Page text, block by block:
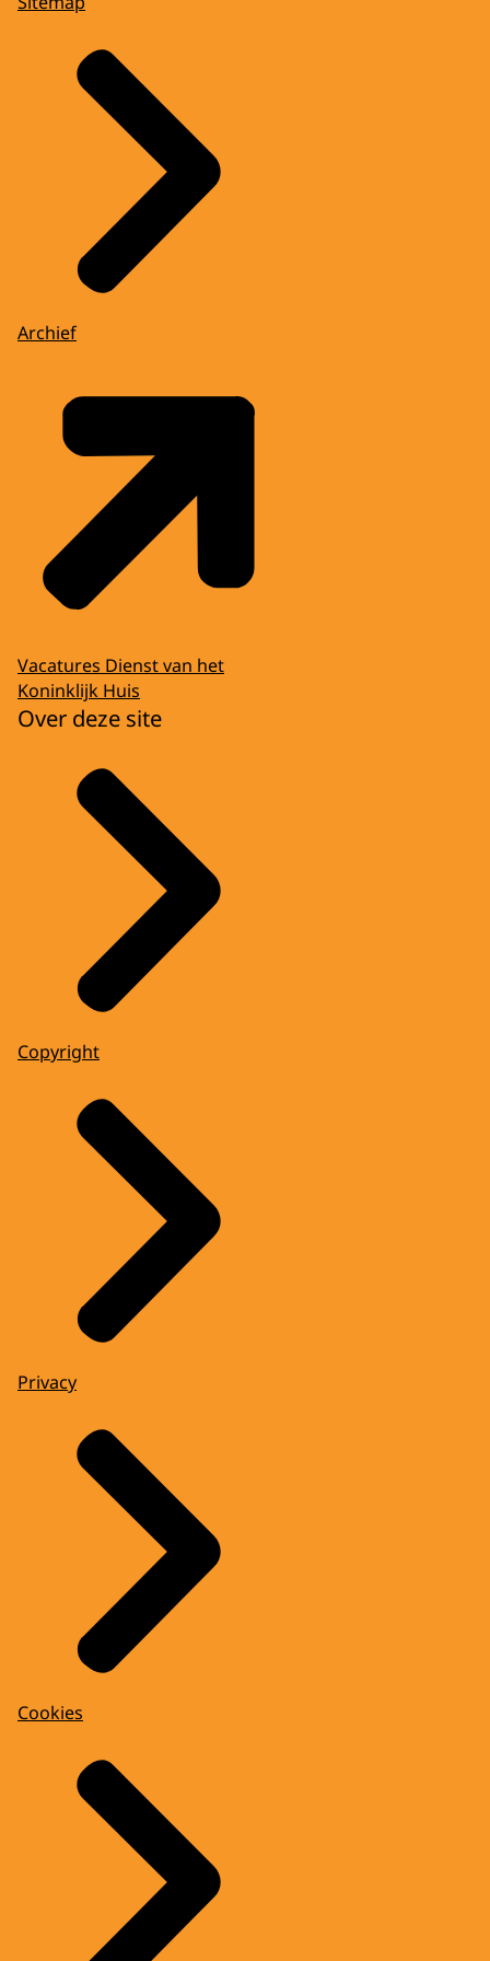
Archief
Vacatures Dienst van het
Koninklijk Huis
Over deze site
Copyright
Privacy
Cookies